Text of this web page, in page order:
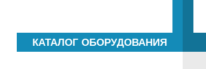
КАТАЛОГ ОБОРУДОВАНИЯ